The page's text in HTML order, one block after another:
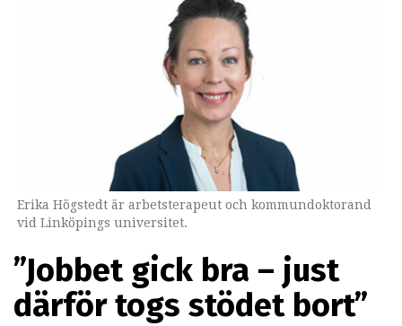
Erika Högstedt är arbetsterapeut och kommundoktorand
vid Linköpings universitet.
”Jobbet gick bra – just
därför togs stödet bort”